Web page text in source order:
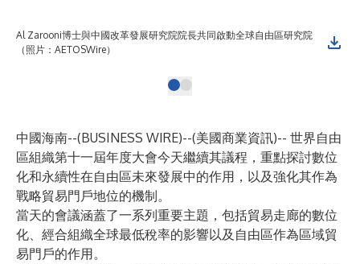
Al Zarooni博士與中國改革發展研究院院長共同啟動全球自由區研究院
（照片：AETOSWire）
中國海南--(BUSINESS WIRE)--(美國商業資訊)-- 世界自由
區組織第十一屆年度大會今天繼續其議程，重點探討數位
化和永續性在自由區未來發展中的作用，以及強化其作為
戰略貿易門戶地位的機制。
當天的會議涵蓋了一系列重要主題，包括貿易走廊的數位
化、經合組織全球最低稅率的影響以及自由區作為區域貿
易門戶的作用。